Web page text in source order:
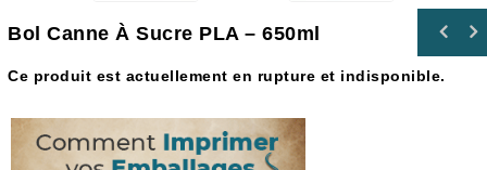
Bol Canne À Sucre PLA – 650ml
Ce produit est actuellement en rupture et indisponible.